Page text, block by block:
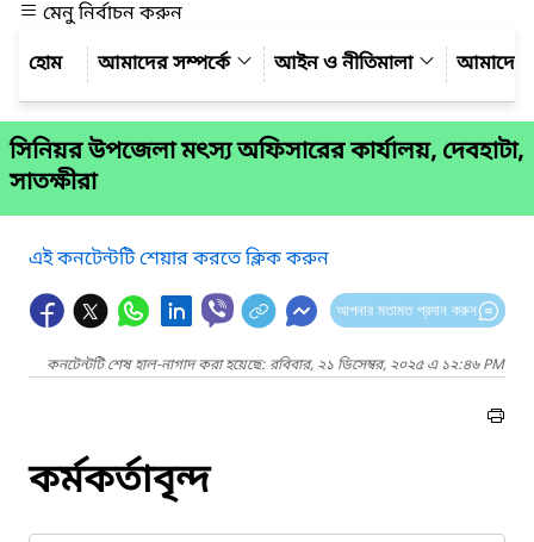
মেনু নির্বাচন করুন
আমাদের সম্পর্কে
আইন ও নীতিমালা আমাদের
সিনিয়র উপজেলা মৎস্য অফিসারের কার্যালয়, দেবহাটা,
সাতক্ষীরা
এই কনটেন্টটি শেয়ার করতে ক্লিক করুন
আপনার মতামত প্রদান করুন
কনটেন্টটি শেষ হাল-নাগাদ করা হয়েছে: রবিবার, ২১ ডিসেম্বর, ২০২৫ এ ১২:৪৬ PM
কর্মকর্তাবৃন্দ